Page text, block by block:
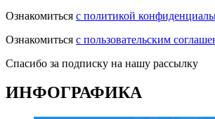
Ознакомиться с политикой
Ознакомиться с пользовательским
Спасибо за подписку на нашу рассылку
ИНФОГРАФИКА